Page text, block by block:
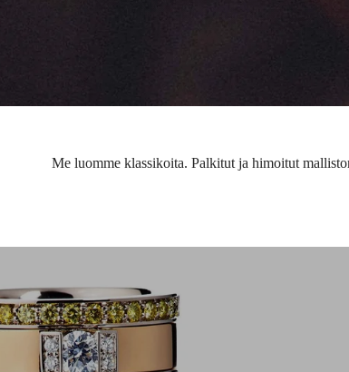
Me luomme klassikoita. Palkitut ja himoitut